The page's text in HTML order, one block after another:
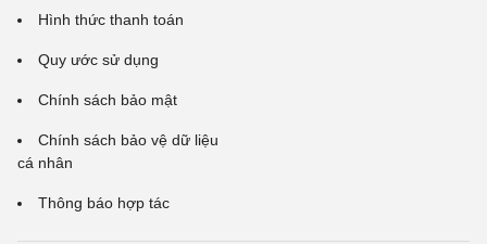
Hình thức thanh toán
Quy ước sử dụng
Chính sách bảo mật
Chính sách bảo vệ dữ liệu
cá nhân
Thông báo hợp tác